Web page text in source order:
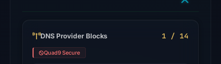
domain
Jul
DNS Provider Blocks 1 / 14
Quad9 Secure